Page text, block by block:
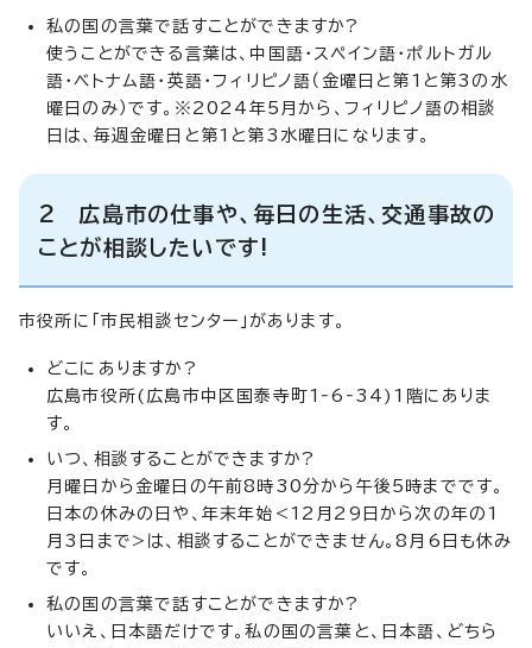
私の国の言葉で話すことができますか?
使うことができる言葉は、中国語・スペイン語・ポルトガル
語・ベトナム語・英語・フィリピノ語（金曜日と第1と第3の水
曜日のみ）です。※2024年5月から、フィリピノ語の相談
日は、毎週金曜日と第1と第3水曜日になります。
2 広島市の仕事や、毎日の生活、交通事故の
ことが相談したいです!
市役所に「市民相談センター」があります。
どこにありますか?
広島市役所(広島市中区国泰寺町1‐6‐34)1階にありま
す。
いつ、相談することができますか?
月曜日から金曜日の午前8時30分から午後5時までです。
日本の休みの日や、年末年始<12月29日から次の年の1
月3日まで>は、相談することができません。8月6日も休み
です。
私の国の言葉で話すことができますか?
いいえ、日本語だけです。私の国の言葉と、日本語、どちら